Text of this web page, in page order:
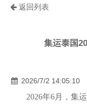
集运特色服务
联系我们
返回列表
集运泰国
2026/7/2 14:05:10
2026年6月，集